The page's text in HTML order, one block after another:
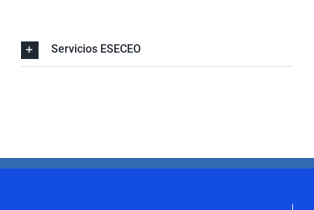
Rendición de Cuentas
Ayudas para Navegar
Servicios ESECEO